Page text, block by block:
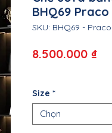
BHQ69
SKU: BHQ69 - Praco
8.500.000 ₫Giá
Size *
Chọn